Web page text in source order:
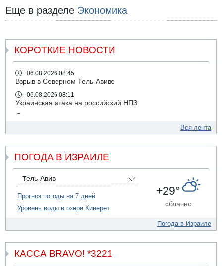
Еще в разделе Экономика
КОРОТКИЕ НОВОСТИ
06.08.2026 08:45
Взрыв в Северном Тель-Авиве
06.08.2026 08:11
Украинская атака на российский НПЗ
Израиль провел испытания системы противоракетной
обороны "Хец"
05.08.2026 18:28
МАДА призывает израильтян срочно сдавать кровь
05.08.2026 17:00
Бывший посол Израиля в ООН Гилад Эрдан объявит в
четверг о создании новой политической партии
05.08.2026 13:49
На севере Израиля на берег выбросило тело
В России горят новые склады
05.08.2026 10:19
Хуситы сообщают об атаке по Саудовскому танкеру
Вся лента
ПОГОДА В ИЗРАИЛЕ
Тель-Авив
Прогноз погоды на 7 дней
Уровень воды в озере Кинерет
+29°
облачно
Погода в Израиле
КАССА BRAVO! *3221